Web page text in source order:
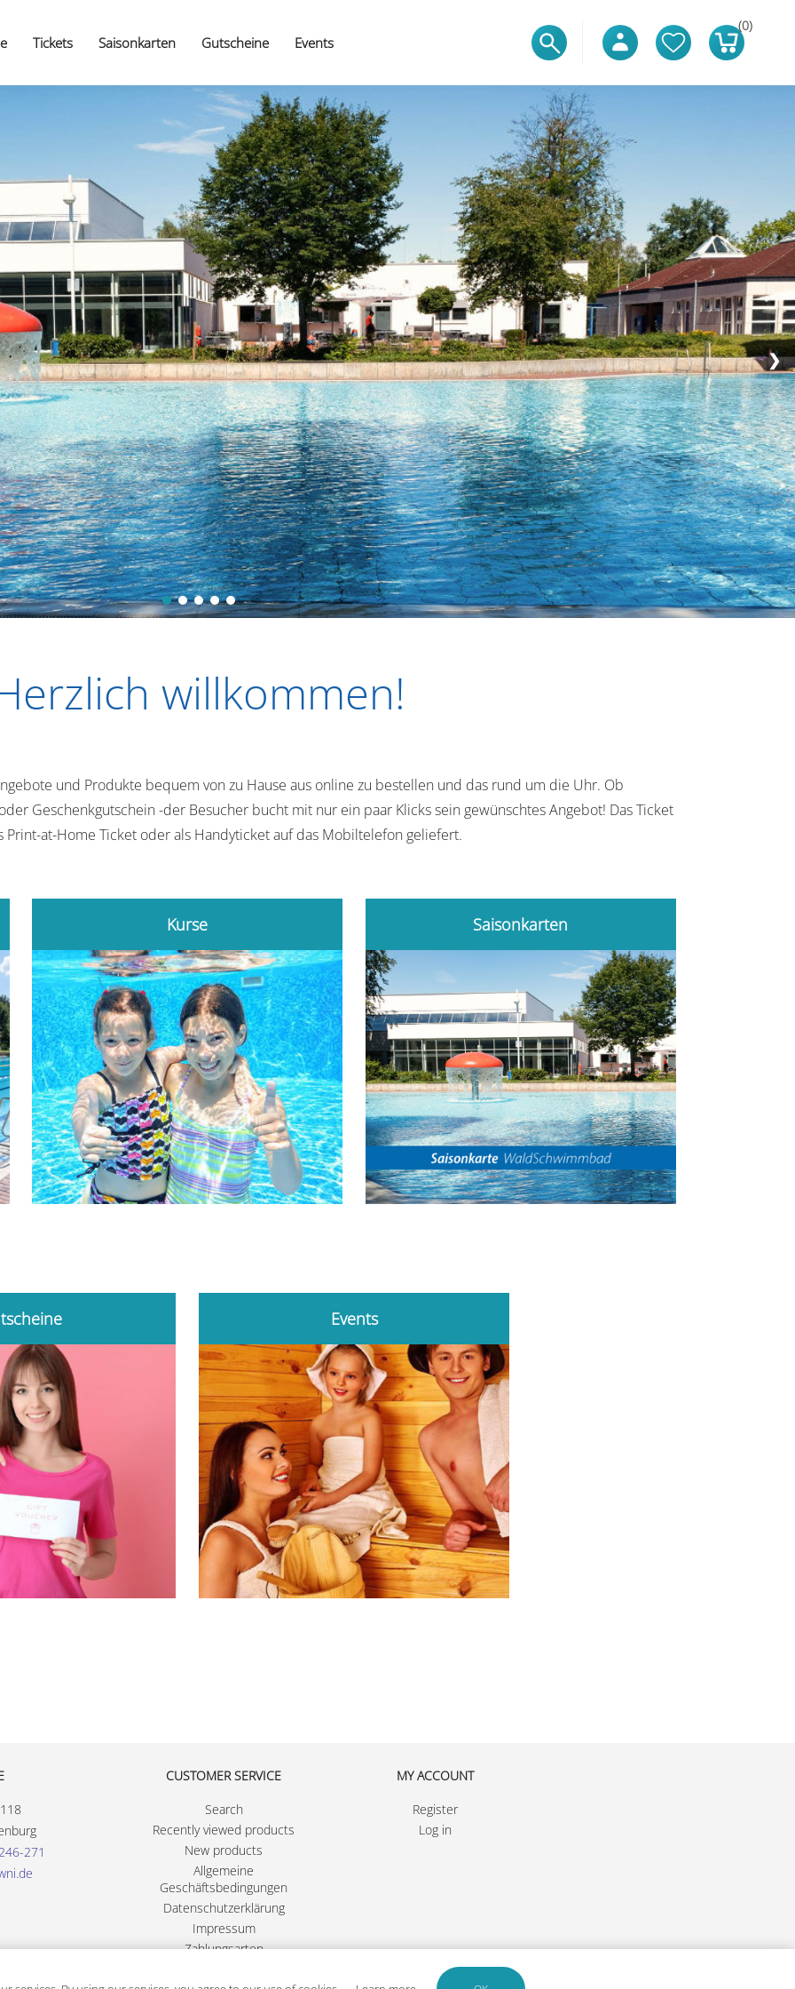
Tickets Saisonkarten Gutscheine Events
(0)
❯
willkommen!
und Produkte bequem von zu Hause aus online zu bestellen und das rund um die Uhr. Ob
Geschenkgutschein -der Besucher bucht mit nur ein paar Klicks sein gewünschtes Angebot! Das Ticket
at-Home Ticket oder als Handyticket auf das Mobiltelefon geliefert.
Kurse Saisonkarten
Events
271
CUSTOMER SERVICE
Search
Recently viewed products
New products
Allgemeine
Geschäftsbedingungen
Datenschutzerklärung
Impressum
Zahlungsarten
MY ACCOUNT
Register
Log in